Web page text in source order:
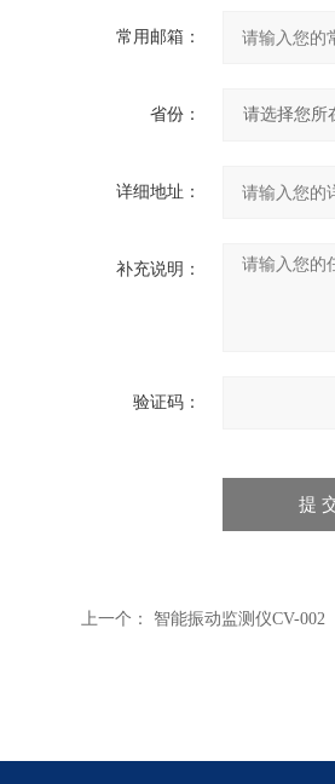
常用邮箱：
省份：
详细地址：
补充说明：
验证码：
上一个： 智能振动监测仪CV-002